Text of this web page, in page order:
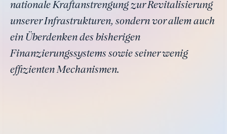
nationale Kraftanstrengung zur Revitalisierung
unserer Infrastrukturen, sondern vor allem auch
ein Überdenken des bisherigen
Finanzierungssystems sowie seiner wenig
effizienten Mechanismen.